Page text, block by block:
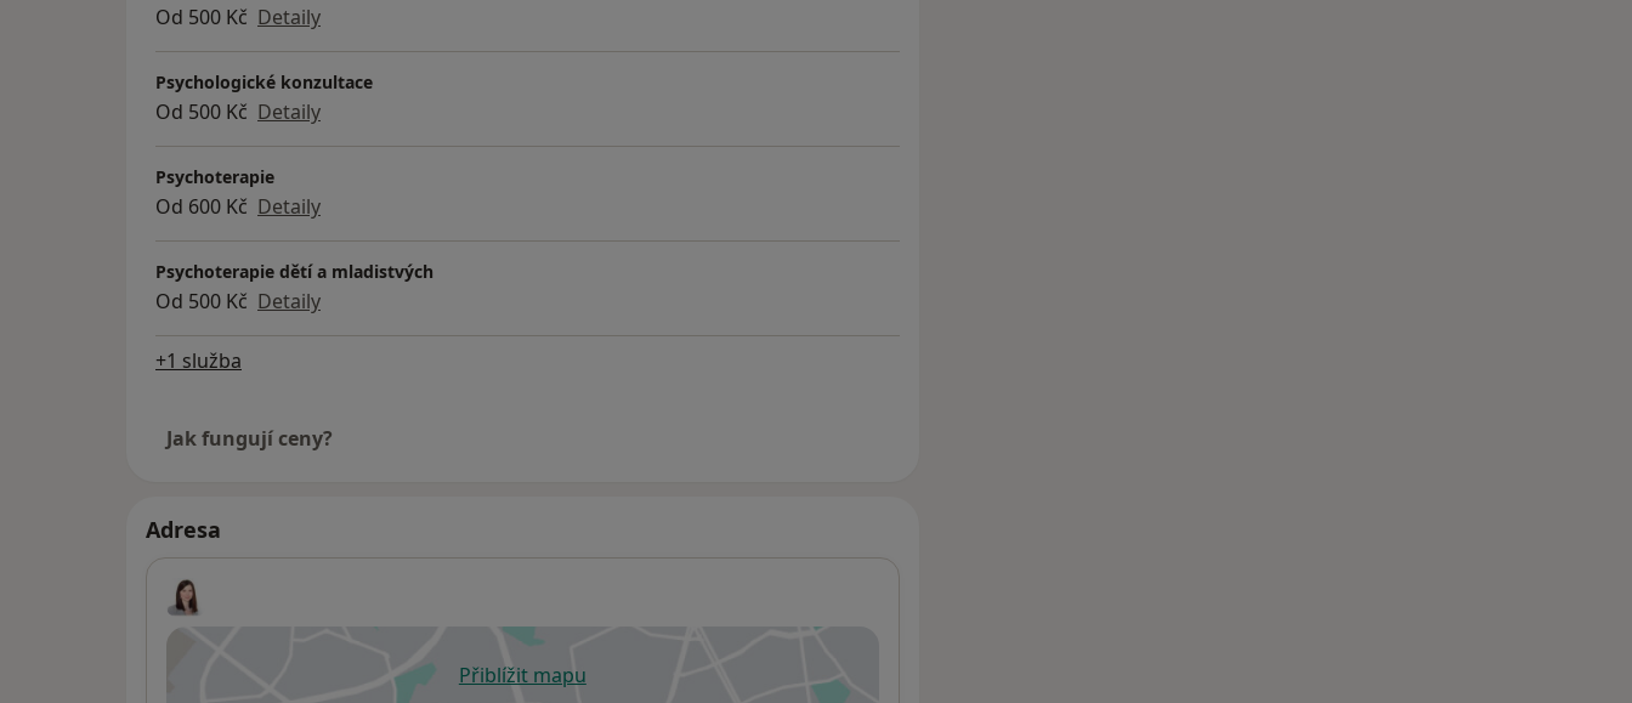
Od 500 Kč Detaily
Psychologické konzultace
Od 500 Kč Detaily
Psychoterapie
Od 600 Kč Detaily
Psychoterapie dětí a mladistvých
Od 500 Kč Detaily
+1 služba
Jak fungují ceny?
Adresa
Přiblížit mapuse otevře v nové záložce